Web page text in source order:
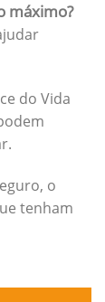
máximo?
do Vida
o
tenham